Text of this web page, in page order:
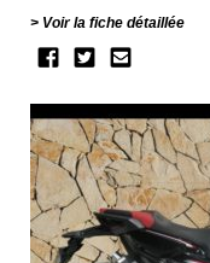
Voir la fiche détaillée